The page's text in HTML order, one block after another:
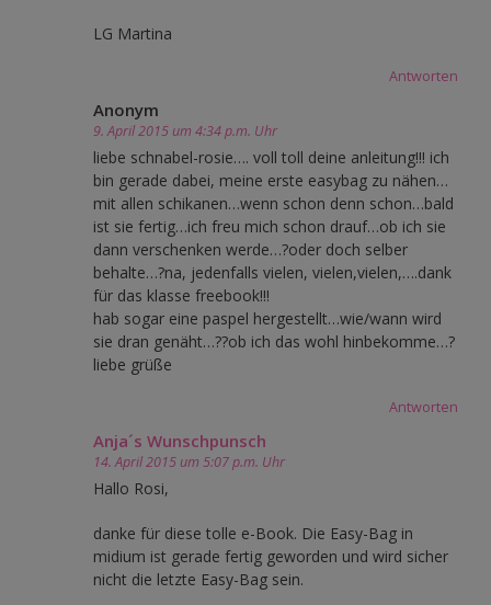
LG Martina
Antworten
Anonym
9. April 2015 um 4:34 p.m. Uhr
liebe schnabel-rosie…. voll toll deine anleitung!!! ich
bin gerade dabei, meine erste easybag zu nähen…
mit allen schikanen…wenn schon denn schon…bald
ist sie fertig…ich freu mich schon drauf…ob ich sie
dann verschenken werde…?oder doch selber
behalte…?na, jedenfalls vielen, vielen,vielen,….dank
für das klasse freebook!!!
hab sogar eine paspel hergestellt…wie/wann wird
sie dran genäht…??ob ich das wohl hinbekomme…?
liebe grüße
Antworten
Anja´s Wunschpunsch
14. April 2015 um 5:07 p.m. Uhr
Hallo Rosi,
danke für diese tolle e-Book. Die Easy-Bag in
midium ist gerade fertig geworden und wird sicher
nicht die letzte Easy-Bag sein.